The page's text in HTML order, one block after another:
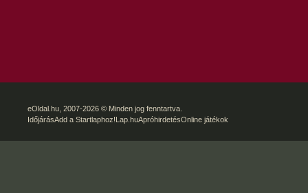
eOldal.hu , 2007-2026 © Minden jog fenntartva.
IdőjárásAdd a Startlaphoz!Lap.huApróhirdetésOnline játékok